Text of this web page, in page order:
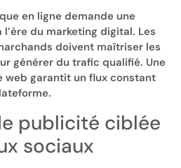
en ligne demande une
du marketing digital. Les
doivent maîtriser les
générer du trafic qualifié. Une
web garantit un flux constant
publicité ciblée
sociaux